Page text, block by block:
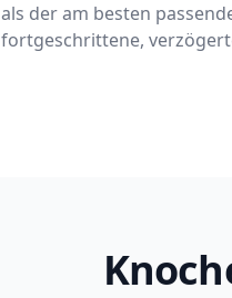
als der am besten
fortgeschrittene,